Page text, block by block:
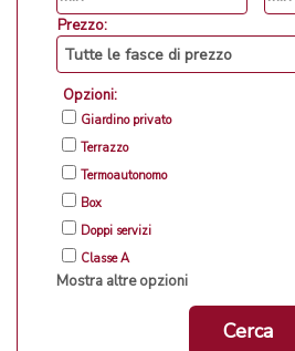
Prezzo:
Opzioni:
Giardino privato
Terrazzo
Termoautonomo
Box
Doppi servizi
Classe A
Mostra altre opzioni
Cerca